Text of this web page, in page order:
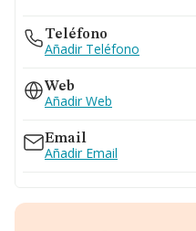
Teléfono
Añadir Teléfono
Web
Añadir Web
Email
Añadir Email